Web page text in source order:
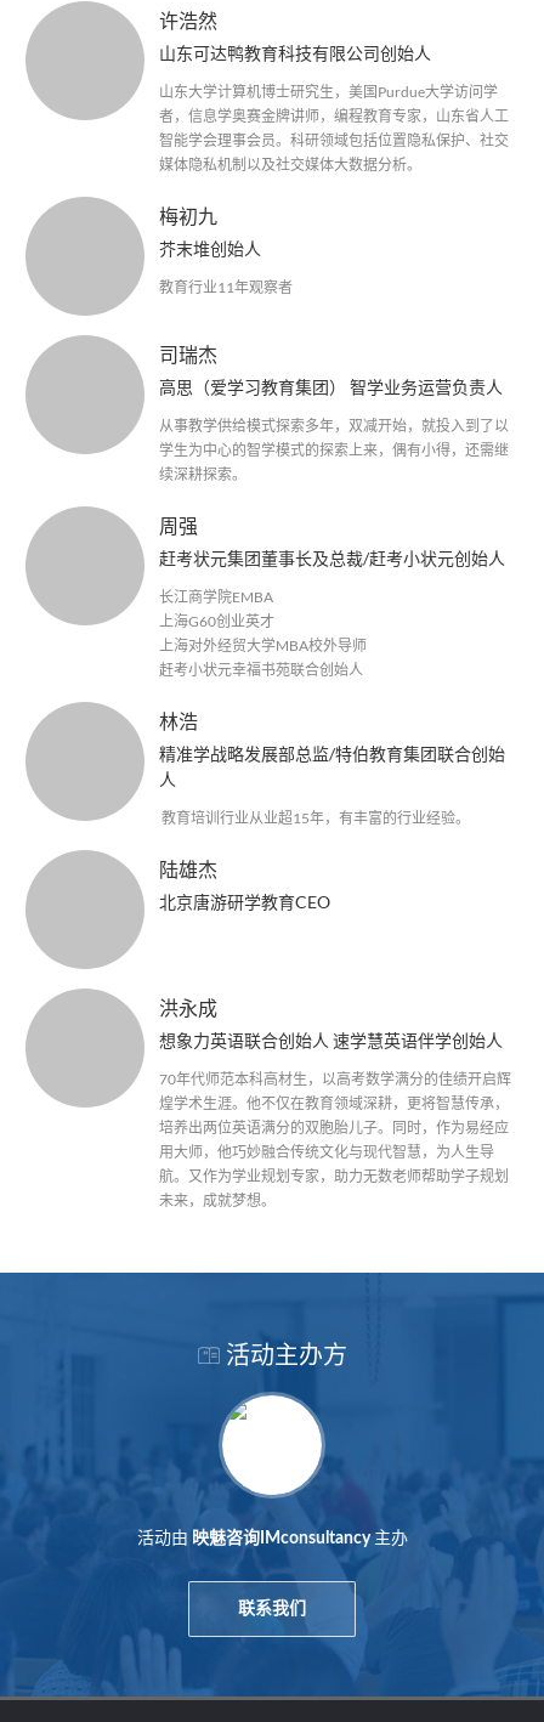
许浩然
山东可达鸭教育科技有限公司创始人
山东大学计算机博士研究生，美国Purdue大学访问学
者，信息学奥赛金牌讲师，编程教育专家，山东省人工
智能学会理事会员。科研领域包括位置隐私保护、社交
媒体隐私机制以及社交媒体大数据分析。
梅初九
芥末堆创始人
教育行业11年观察者
司瑞杰
高思（爱学习教育集团） 智学业务运营负责人
从事教学供给模式探索多年，双减开始，就投入到了以
学生为中心的智学模式的探索上来，偶有小得，还需继
续深耕探索。
周强
赶考状元集团董事长及总裁/赶考小状元创始人
长江商学院EMBA
上海G60创业英才
上海对外经贸大学MBA校外导师
赶考小状元幸福书苑联合创始人
林浩
精准学战略发展部总监/特伯教育集团联合创始
人
教育培训行业从业超15年，有丰富的行业经验。
陆雄杰
北京唐游研学教育CEO
洪永成
想象力英语联合创始人 速学慧英语伴学创始人
70年代师范本科高材生，以高考数学满分的佳绩开启辉
煌学术生涯。他不仅在教育领域深耕，更将智慧传承，
培养出两位英语满分的双胞胎儿子。同时，作为易经应
用大师，他巧妙融合传统文化与现代智慧，为人生导
航。又作为学业规划专家，助力无数老师帮助学子规划
未来，成就梦想。
活动主办方
活动由 映魅咨询IMconsultancy主办
联系我们